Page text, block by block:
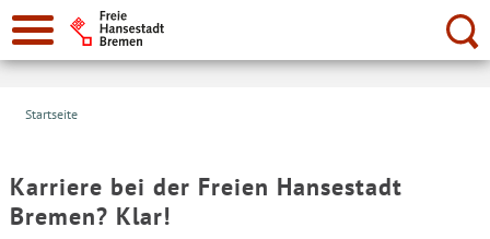
Suche:
Startseite
Karriere bei der Freien Hansestadt
Bremen? Klar!